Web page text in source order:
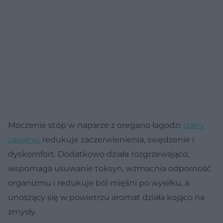
Moczenie stóp w naparze z oregano łagodzi stany
zapalne, redukuje zaczerwienienia, swędzenie i
dyskomfort. Dodatkowo działa rozgrzewająco,
wspomaga usuwanie toksyn, wzmacnia odporność
organizmu i redukuje ból mięśni po wysiłku, a
unoszący się w powietrzu aromat działa kojąco na
zmysły.